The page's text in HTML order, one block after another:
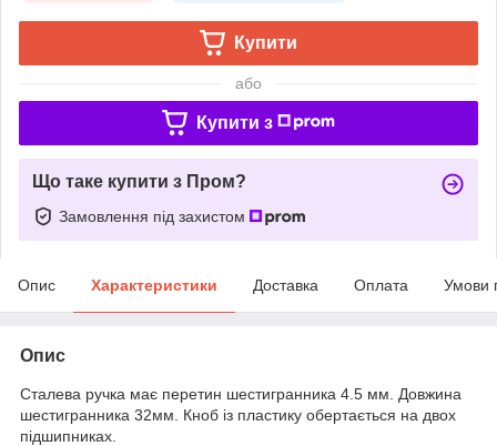
Купити
або
Купити з
Що таке купити з Пром?
Замовлення під захистом
Опис Характеристики Доставка Оплата Умови
Опис
Сталева ручка має перетин шестигранника 4.5 мм. Довжина
шестигранника 32мм. Кноб із пластику обертається на двох
підшипниках.